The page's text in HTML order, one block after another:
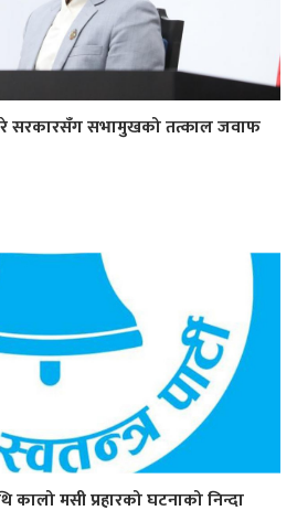
सरकारसँग सभामुखको तत्काल जवाफ
कालो मसी प्रहारको घटनाको निन्दा